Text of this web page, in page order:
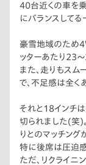
40台近くの車を
にバランスしてる
豪雪地域のため
ッターあたり23
また、走りもス
で、不足感は全く
それと18インチ
切られました(笑)
りとのマッチング
特に後席は圧迫感
ただ、リクライニ